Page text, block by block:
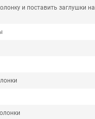
и поставить заглушки на